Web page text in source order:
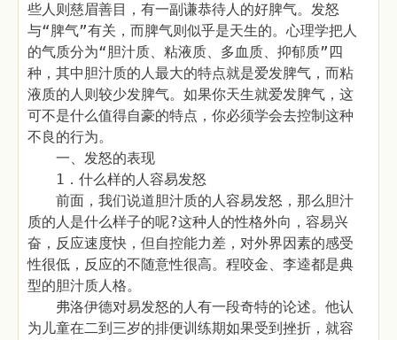
些人则慈眉善目，有一副谦恭待人的好脾气。发怒
与“脾气”有关，而脾气则似乎是天生的。心理学把人
的气质分为“胆汁质、粘液质、多血质、抑郁质”四
种，其中胆汁质的人最大的特点就是爱发脾气，而粘
液质的人则较少发脾气。如果你天生就爱发脾气，这
可不是什么值得自豪的特点，你必须学会去控制这种
不良的行为。
一、发怒的表现
1．什么样的人容易发怒
前面，我们说道胆汁质的人容易发怒，那么胆汁
质的人是什么样子的呢?这种人的性格外向，容易兴
奋，反应速度快，但自控能力差，对外界因素的感受
性很低，反应的不随意性很高。程咬金、李逵都是典
型的胆汁质人格。
弗洛伊德对易发怒的人有一段奇特的论述。他认
为儿童在二到三岁的排便训练期如果受到挫折，就容